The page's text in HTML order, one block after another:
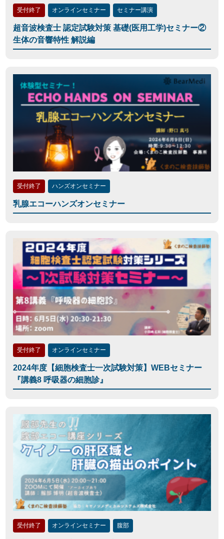
受付終了 オンラインセミナー セミナー講演
超音波検査士 認定試験対策 基礎(医用工学)セミナー②
生体の音響特性 解説編
受付終了 ハンズオンセミナー
乳腺エコーハンズオンセミナー
受付終了 オンラインセミナー
2024年度【細胞検査士一次試験対策】WEBセミナー
『講義8 呼吸器の細胞診』
受付終了 オンラインセミナー 腹部